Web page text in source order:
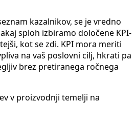
kazalnikov, se je vredno
sploh izbiramo določene KPI-
kot se zdi. KPI mora meriti
na vaš poslovni cilj, hkrati pa
brez pretiranega ročnega
v proizvodnji temelji na